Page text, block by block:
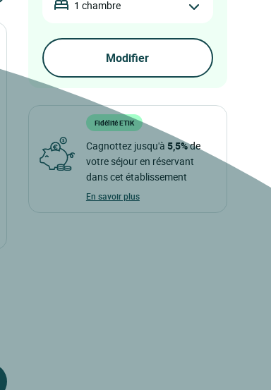
1 chambre
Fidélité ETIK
Cagnottez jusqu'à 5,5%de
votre séjour en réservant
dans cet établissement
En savoir plus